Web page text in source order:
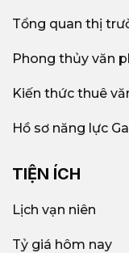
Tổng quan thị
Phong thủy văn
Kiến thức thuê
Hồ sơ năng lực
TIỆN ÍCH
Lịch vạn niên
Tỷ giá hôm nay